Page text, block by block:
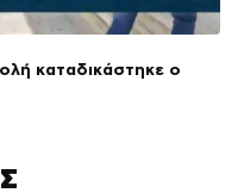
καταδικάστηκε ο